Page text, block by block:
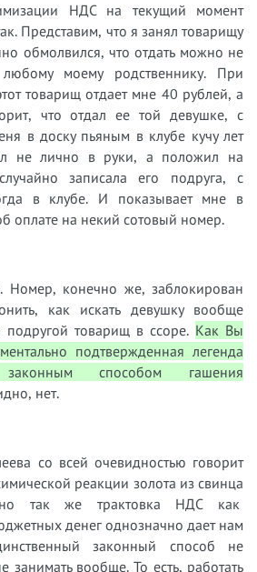
НДС на текущий момент
Представим, что я занял товарищу
обмолвился, что отдать можно не
моему родственнику. При
товарищ отдает мне 40 рублей, а
что отдал ее той девушке, с
в доску пьяным в клубе кучу лет
не лично в руки, а положил на
записала его подруга, с
в клубе. И показывает мне в
оплате на некий сотовый номер.
Номер, конечно же, заблокирован
как искать девушку вообще
подругой товарищ в ссоре. Как Вы
подтвержденная легенда
способом гашения
нет.
со всей очевидностью говорит
реакции золота из свинца
так же трактовка НДС как
денег однозначно дает нам
законный способ не
занимать вообще. То есть, работать